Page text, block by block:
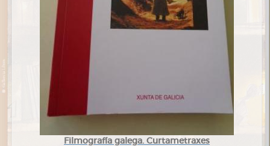
Filmografía galega. Curtametraxes